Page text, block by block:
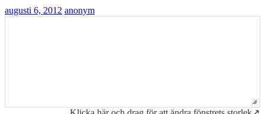
augusti 6, 2012 anonym